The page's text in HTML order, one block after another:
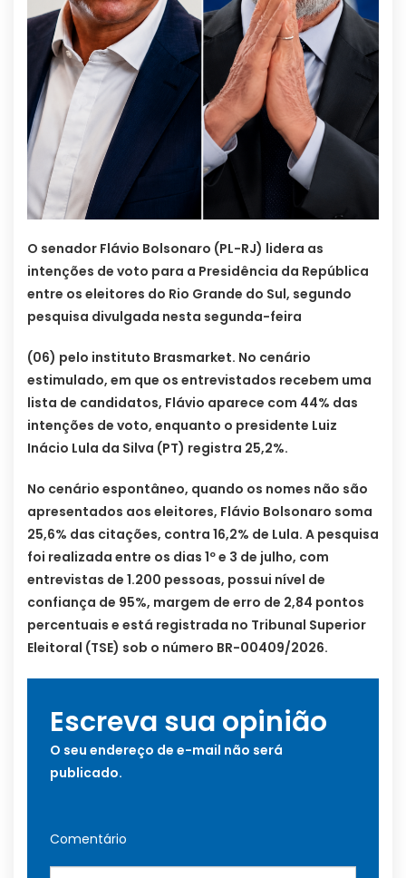
O senador Flávio Bolsonaro (PL-RJ) lidera as
intenções de voto para a Presidência da República
entre os eleitores do Rio Grande do Sul, segundo
pesquisa divulgada nesta segunda-feira
(06) pelo instituto Brasmarket. No cenário
estimulado, em que os entrevistados recebem uma
lista de candidatos, Flávio aparece com 44% das
intenções de voto, enquanto o presidente Luiz
Inácio Lula da Silva (PT) registra 25,2%.
No cenário espontâneo, quando os nomes não são
apresentados aos eleitores, Flávio Bolsonaro soma
25,6% das citações, contra 16,2% de Lula. A pesquisa
foi realizada entre os dias 1º e 3 de julho, com
entrevistas de 1.200 pessoas, possui nível de
confiança de 95%, margem de erro de 2,84 pontos
percentuais e está registrada no Tribunal Superior
Eleitoral (TSE) sob o número BR-00409/2026.
Escreva sua opinião
O seu endereço de e-mail não será
publicado.
Comentário